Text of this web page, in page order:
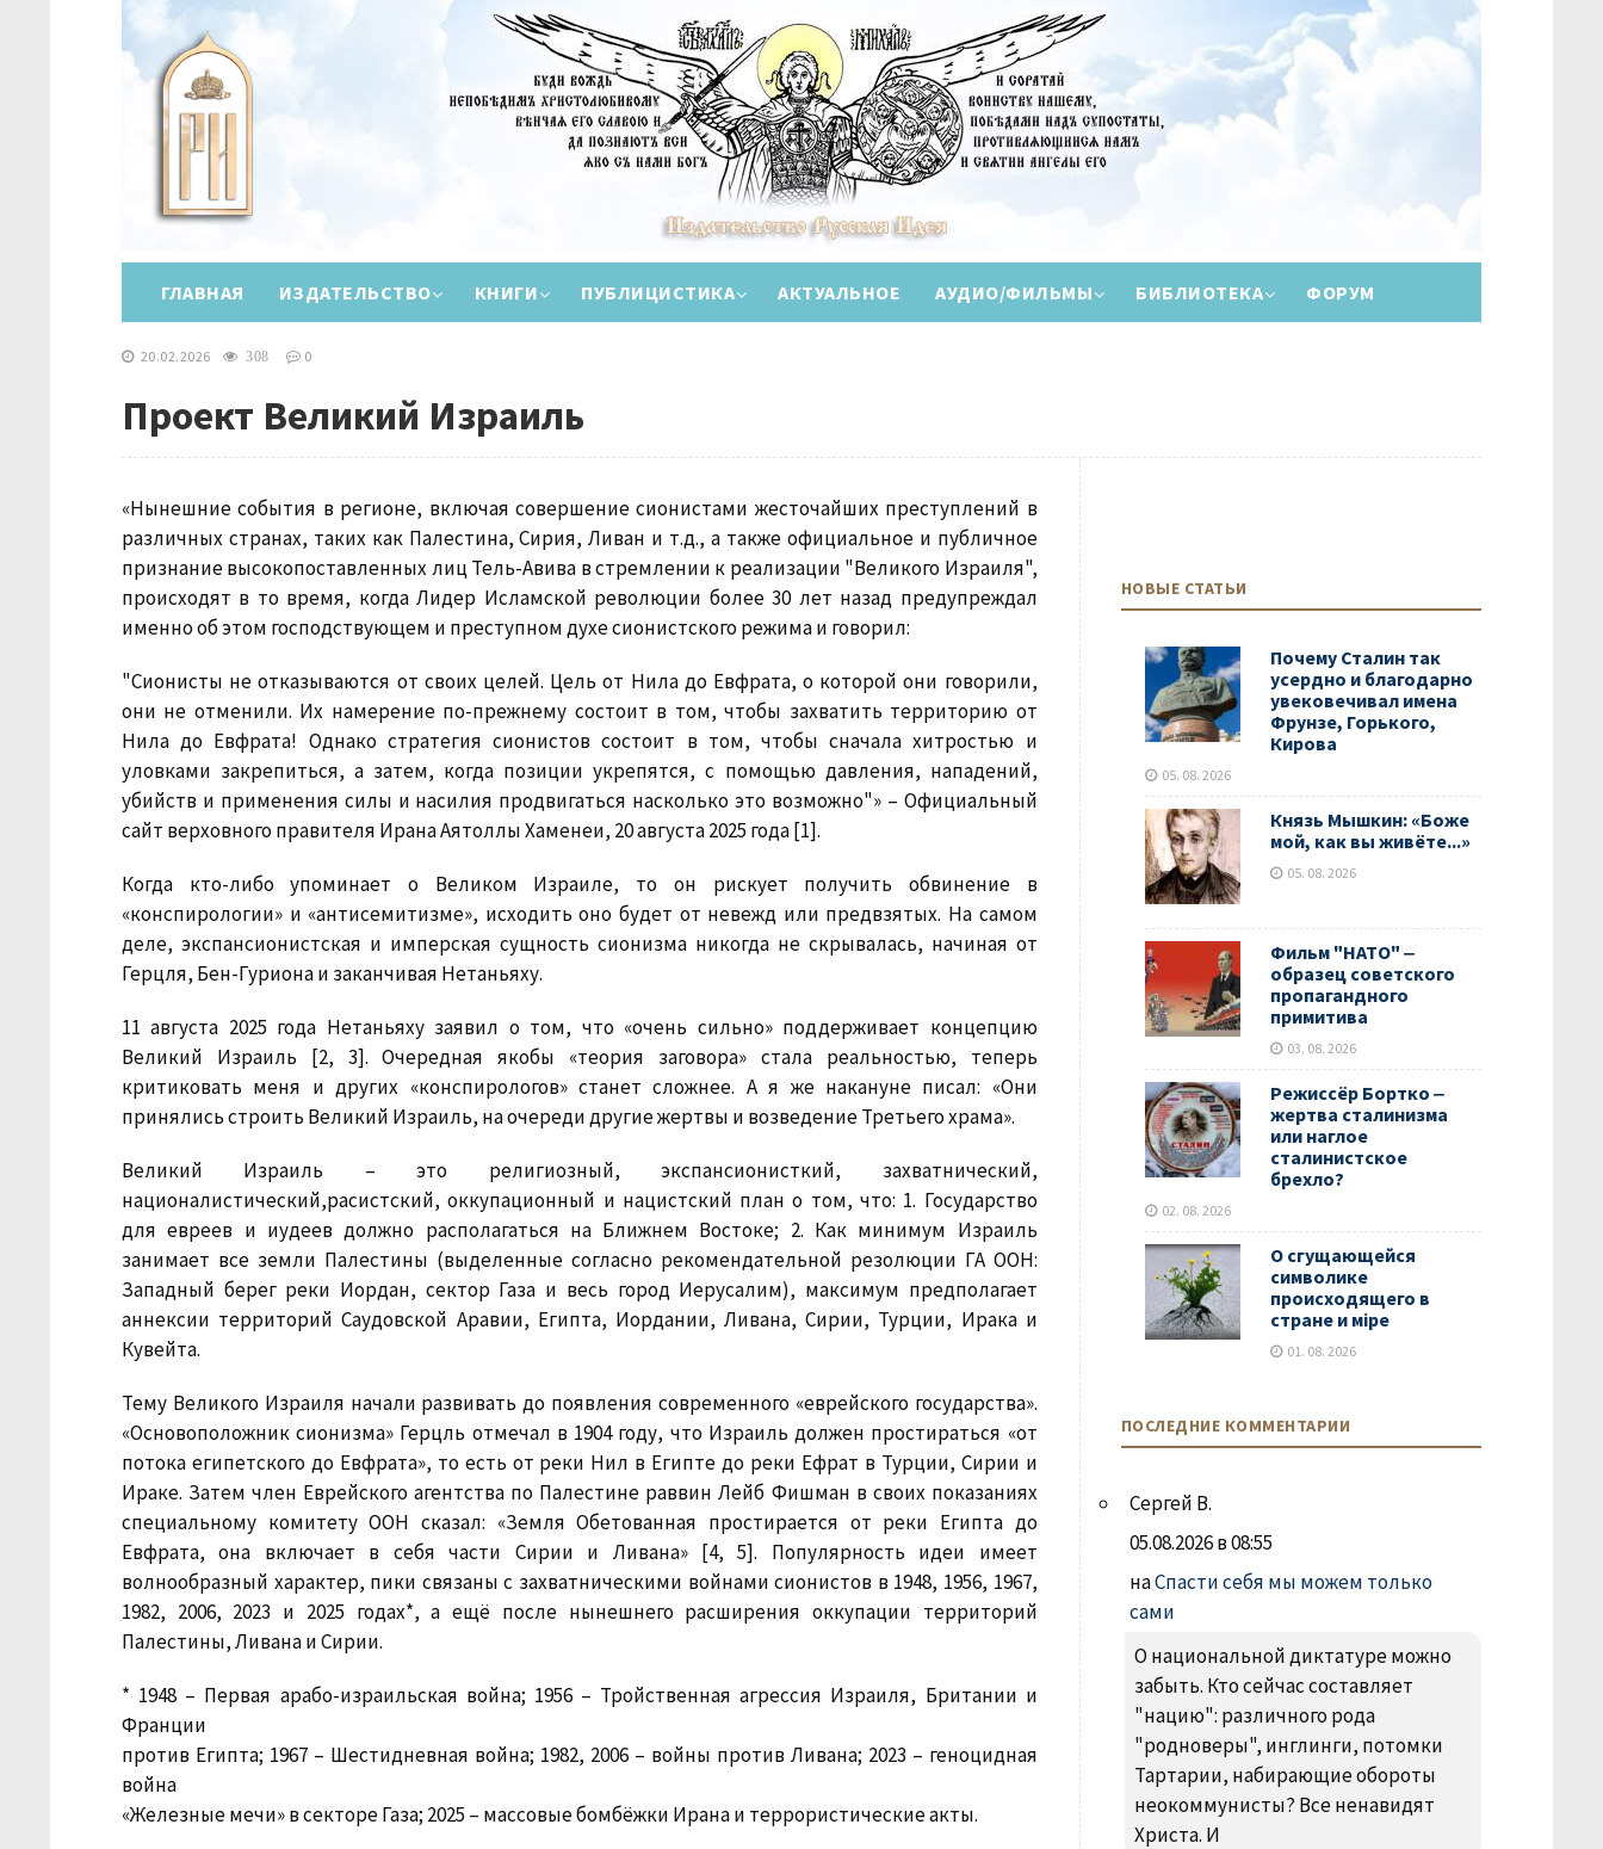
ГЛАВНАЯ ИЗДАТЕЛЬСТВО КНИГИ ПУБЛИЦИСТИКА АКТУАЛЬНОЕ АУДИО/ФИЛЬМЫ БИБЛИОТЕКА ФОРУМ
20.02.2026 308 0
Проект Великий Израиль
«Нынешние события в регионе, включая совершение сионистами жесточайших преступлений в
различных странах, таких как Палестина, Сирия, Ливан и т.д., а также официальное и публичное
признание высокопоставленных лиц Тель-Авива в стремлении к реализации "Великого Израиля",
происходят в то время, когда Лидер Исламской революции более 30 лет назад предупреждал
именно об этом господствующем и преступном духе сионистского режима и говорил:
"Сионисты не отказываются от своих целей. Цель от Нила до Евфрата, о которой они говорили,
они не отменили. Их намерение по-прежнему состоит в том, чтобы захватить территорию от
Нила до Евфрата! Однако стратегия сионистов состоит в том, чтобы сначала хитростью и
уловками закрепиться, а затем, когда позиции укрепятся, с помощью давления, нападений,
убийств и применения силы и насилия продвигаться насколько это возможно"» – Официальный
сайт верховного правителя Ирана Аятоллы Хаменеи, 20 августа 2025 года [1].
Когда кто-либо упоминает о Великом Израиле, то он рискует получить обвинение в
«конспирологии» и «антисемитизме», исходить оно будет от невежд или предвзятых. На самом
деле, экспансионистская и имперская сущность сионизма никогда не скрывалась, начиная от
Герцля, Бен-Гуриона и заканчивая Нетаньяху.
11 августа 2025 года Нетаньяху заявил о том, что «очень сильно» поддерживает концепцию
Великий Израиль [2, 3]. Очередная якобы «теория заговора» стала реальностью, теперь
критиковать меня и других «конспирологов» станет сложнее. А я же накануне писал: «Они
принялись строить Великий Израиль, на очереди другие жертвы и возведение Третьего храма».
Великий Израиль – это религиозный, экспансионисткий, захватнический,
националистический,расистский, оккупационный и нацистский план о том, что: 1. Государство
для евреев и иудеев должно располагаться на Ближнем Востоке; 2. Как минимум Израиль
занимает все земли Палестины (выделенные согласно рекомендательной резолюции ГА ООН:
Западный берег реки Иордан, сектор Газа и весь город Иерусалим), максимум предполагает
аннексии территорий Саудовской Аравии, Египта, Иордании, Ливана, Сирии, Турции, Ирака и
Кувейта.
Тему Великого Израиля начали развивать до появления современного «еврейского государства».
«Основоположник сионизма» Герцль отмечал в 1904 году, что Израиль должен простираться «от
потока египетского до Евфрата», то есть от реки Нил в Египте до реки Ефрат в Турции, Сирии и
Ираке. Затем член Еврейского агентства по Палестине раввин Лейб Фишман в своих показаниях
специальному комитету ООН сказал: «Земля Обетованная простирается от реки Египта до
Евфрата, она включает в себя части Сирии и Ливана» [4, 5]. Популярность идеи имеет
волнообразный характер, пики связаны с захватническими войнами сионистов в 1948, 1956, 1967,
1982, 2006, 2023 и 2025 годах*, а ещё после нынешнего расширения оккупации территорий
Палестины, Ливана и Сирии.
* 1948 – Первая арабо-израильская война; 1956 – Тройственная агрессия Израиля, Британии и
Франции
против Египта; 1967 – Шестидневная война; 1982, 2006 – войны против Ливана; 2023 – геноцидная
война
«Железные мечи» в секторе Газа; 2025 – массовые бомбёжки Ирана и террористические акты.
НОВЫЕ СТАТЬИ
Почему Сталин так
усердно и благодарно
увековечивал имена
Фрунзе, Горького,
Кирова
05. 08. 2026
Князь Мышкин: «Боже
мой, как вы живёте...»
05. 08. 2026
Фильм "НАТО" ‒
образец советского
пропагандного
примитива
03. 08. 2026
Режиссёр Бортко ‒
жертва сталинизма
или наглое
сталинистское
брехло?
02. 08. 2026
О сгущающейся
символике
происходящего в
стране и мiре
01. 08. 2026
ПОСЛЕДНИЕ КОММЕНТАРИИ
Сергей В.
05.08.2026 в 08:55
наСпасти себя мы можем только
сами
О национальной диктатуре можно
забыть. Кто сейчас составляет
"нацию": различного рода
"родноверы", инглинги, потомки
Тартарии, набирающие обороты
неокоммунисты? Все ненавидят
Христа. И